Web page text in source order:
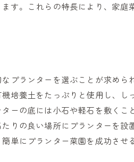
す。これらの特長により、家庭
プランターを選ぶことが求めら
培養土をたっぷりと使用し、し
ーの底には小石や軽石を敷くこ
りの良い場所にプランターを設
単にプランター菜園を成功させ